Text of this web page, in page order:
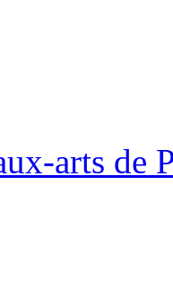
arts de